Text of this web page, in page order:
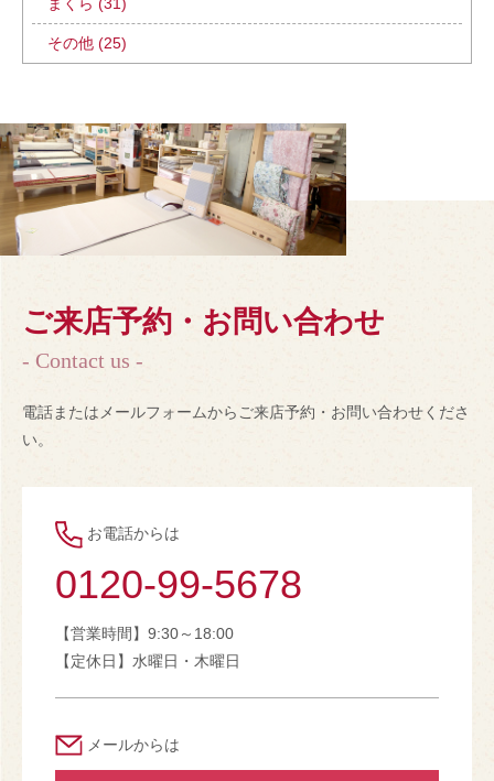
その他 (25)
ご来店予約・お問い合わせ
- Contact us -
電話またはメールフォームからご来店予約・お問い合わせくださ
い。
お電話からは
0120-99-5678
【営業時間】9:30～18:00
【定休日】水曜日・木曜日
メールからは